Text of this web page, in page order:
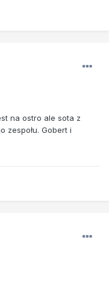
na ostro ale sota z
zespołu. Gobert i